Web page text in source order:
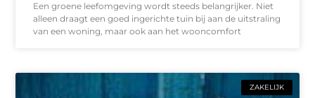
Een groene leefomgeving wordt steeds belangrijker. Niet
alleen draagt een goed ingerichte tuin bij aan de uitstraling
van een woning, maar ook aan het wooncomfort
ZAKELIJK